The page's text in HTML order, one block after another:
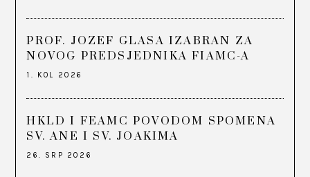
PROF. JOZEF GLASA IZABRAN ZA
NOVOG PREDSJEDNIKA FIAMC-A
1. KOL 2026
HKLD I FEAMC POVODOM SPOMENA
SV. ANE I SV. JOAKIMA
26. SRP 2026